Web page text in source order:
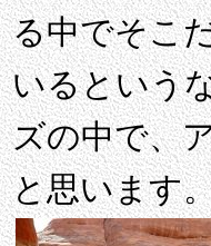
る中でそこ
いるという
ズの中で、
と思います